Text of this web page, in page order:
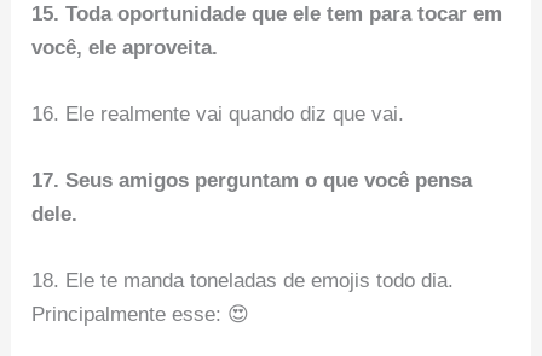
15. Toda oportunidade que ele tem para tocar em
você, ele aproveita.
16. Ele realmente vai quando diz que vai.
17. Seus amigos perguntam o que você pensa
dele.
18. Ele te manda toneladas de emojis todo dia.
Principalmente esse: 😍